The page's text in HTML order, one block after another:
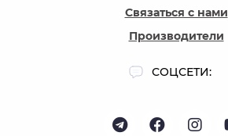
Связаться с нами
Производители
СОЦСЕТИ: